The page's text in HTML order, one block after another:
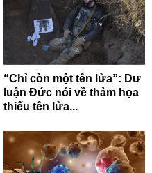
“Chỉ còn một tên lửa”: Dư
luận Đức nói về thảm họa
thiếu tên lửa...